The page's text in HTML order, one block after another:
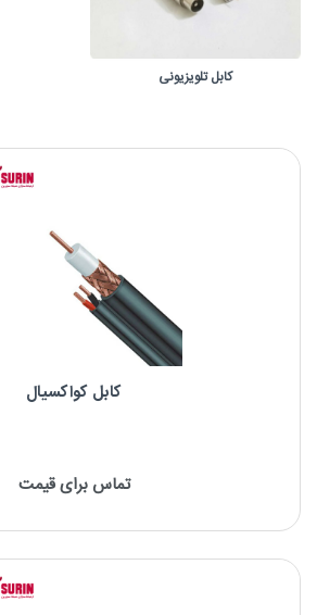
کابل تلویزیونی
کابل کواکسیال
تماس برای قیمت